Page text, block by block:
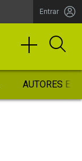
Entrar
AUTORES